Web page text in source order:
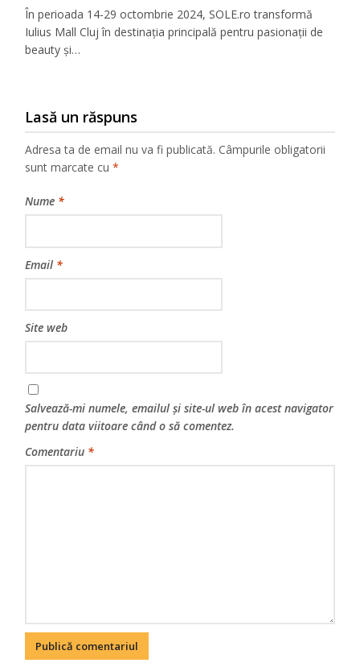
În perioada 14-29 octombrie 2024, SOLE.ro transformă
Iulius Mall Cluj în destinația principală pentru pasionații de
beauty și…
Lasă un răspuns
Adresa ta de email nu va fi publicată. Câmpurile obligatorii
sunt marcate cu*
Nume *
Email *
Site web
Salvează-mi numele, emailul și site-ul web în acest navigator
pentru data viitoare când o să comentez.
Comentariu *